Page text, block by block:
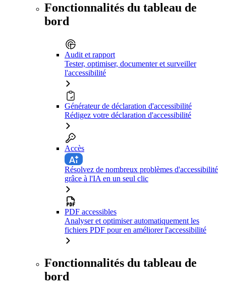
Fonctionnalités du tableau de
bord
Audit et rapport
Tester, optimiser, documenter et surveiller
l'accessibilité
Générateur de déclaration d'accessibilité
Rédigez votre déclaration d'accessibilité
Accès
Résolvez de nombreux problèmes d'accessibilité
grâce à l'IA en un seul clic
PDF accessibles
Analyser et optimiser automatiquement les
fichiers PDF pour en améliorer l'accessibilité
Fonctionnalités du tableau de
bord